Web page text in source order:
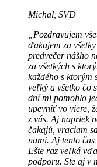
Michal, SVD
„Pozdravujem
ďakujem za
predvečer nášho
za všetkých s
každého s ktorým
veľký a všetko čo
dní mi pomohlo
upevniť vo viere,
z vás. Aj napriek
čakajú, vraciam
nami. Aj tento čas
Ešte raz veľká
podporu. Ste aj v